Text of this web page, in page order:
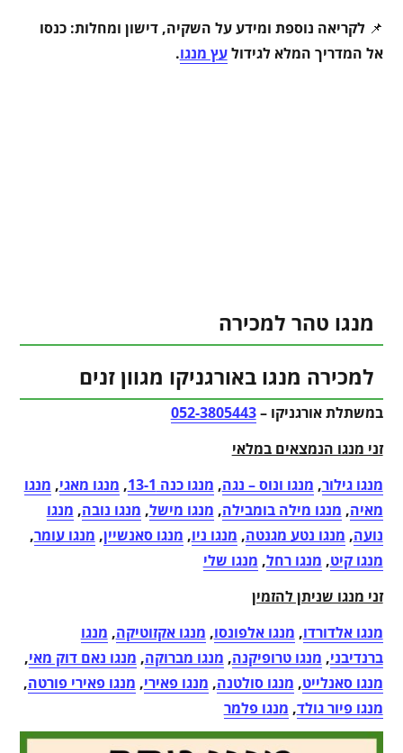
📌לקריאה נוספת ומידע על השקיה, דישון ומחלות: כנסו
אל המדריך המלא לגידולעץ מנגו.
מנגו טהר למכירה
למכירה מנגו באורגניקו מגוון זנים
במשתלת אורגניקו –052-3805443
זני מנגו הנמצאים במלאי
מנגו גילור, מנגו ונוס – נגה, מנגו כנה 13-1 , מנגו מאגי, מנגו
מאיה, מנגו מילה בומבילה, מנגו מישל, מנגו נובה, מנגו
נועה, מנגו נטע מגנטה, מנגו ניו, מנגו סאנשיין, מנגו עומר,
מנגו קיט, מנגו רחל, מנגו שלי
זני מנגו שניתן להזמין
מנגו אלדורדו, מנגו אלפונסו, מנגו אקזוטיקה, מנגו
ברנדיבני, מנגו טרופיקנה, מנגו מברוקה, מנגו נאם דוק מאי,
מנגו סאנלייט, מנגו סולטנה, מנגו פאירי, מנגו פאירי פורטה,
מנגו פיור גולד, מנגו פלמר